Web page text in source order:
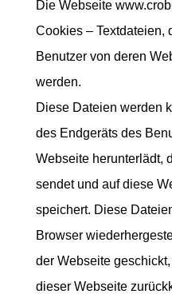
Die Webseite
Cookies – Textdateien,
Benutzer von deren
werden.
Diese Dateien werden
des Endgeräts des
Webseite herunterlädt,
sendet und auf diese
speichert. Diese
Browser
der Webseite
dieser Webseite